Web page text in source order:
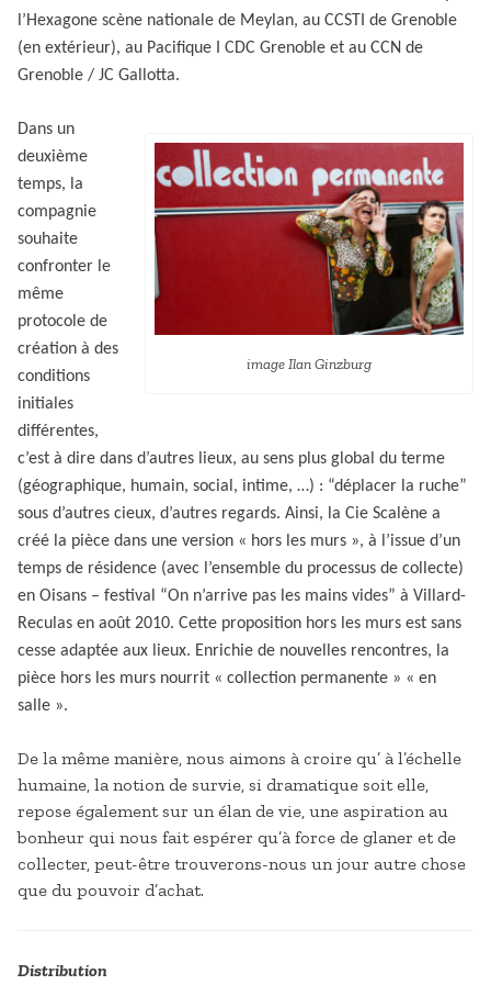
l’Hexagone scène nationale de Meylan, au CCSTI de Grenoble
(en extérieur), au Pacifique I CDC Grenoble et au CCN de
Grenoble / JC Gallotta.
image Ilan Ginzburg
Dans un
deuxième
temps, la
compagnie
souhaite
confronter le
même
protocole de
création à des
conditions
initiales
différentes,
c’est à dire dans d’autres lieux, au sens plus global du terme
(géographique, humain, social, intime, …) : “déplacer la ruche”
sous d’autres cieux, d’autres regards. Ainsi, la Cie Scalène a
créé la pièce dans une version « hors les murs », à l’issue d’un
temps de résidence (avec l’ensemble du processus de collecte)
en Oisans – festival “On n’arrive pas les mains vides” à Villard-
Reculas en août 2010. Cette proposition hors les murs est sans
cesse adaptée aux lieux. Enrichie de nouvelles rencontres, la
pièce hors les murs nourrit « collection permanente » « en
salle ».
De la même manière, nous aimons à croire qu’ à l’échelle
humaine, la notion de survie, si dramatique soit elle,
repose également sur un élan de vie, une aspiration au
bonheur qui nous fait espérer qu’à force de glaner et de
collecter, peut-être trouverons-nous un jour autre chose
que du pouvoir d’achat.
Distribution